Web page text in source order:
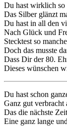
Du hast wirklich so
Das Silber glänzt
Du hast in all den
Nach Glück und
Stecktest so
Doch das musste
Dass Dir der 80.
Dieses wünschen
Du hast schon
Ganz gut verbracht
Das die nächste
Eine ganz lange